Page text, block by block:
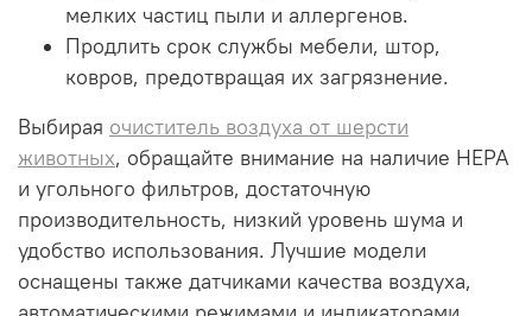
мелких частиц пыли и аллергенов.
Продлить срок службы мебели, штор,
ковров, предотвращая их загрязнение.
Выбирая очиститель воздуха от шерсти
животных, обращайте внимание на наличие HEPA
и угольного фильтров, достаточную
производительность, низкий уровень шума и
удобство использования. Лучшие модели
оснащены также датчиками качества воздуха,